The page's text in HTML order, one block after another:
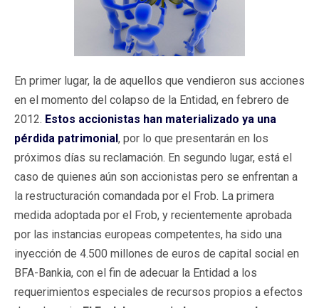
En primer lugar, la de aquellos que vendieron sus acciones
en el momento del colapso de la Entidad, en febrero de
2012. Estos accionistas han materializado ya una
pérdida patrimonial, por lo que presentarán en los
próximos días su reclamación. En segundo lugar, está el
caso de quienes aún son accionistas pero se enfrentan a
la restructuración comandada por el Frob. La primera
medida adoptada por el Frob, y recientemente aprobada
por las instancias europeas competentes, ha sido una
inyección de 4.500 millones de euros de capital social en
BFA-Bankia, con el fin de adecuar la Entidad a los
requerimientos especiales de recursos propios a efectos